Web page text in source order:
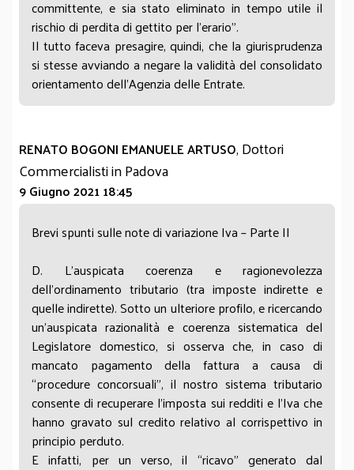
committente, e sia stato eliminato in tempo utile il
rischio di perdita di gettito per l’erario”.
Il tutto faceva presagire, quindi, che la giurisprudenza
si stesse avviando a negare la validità del consolidato
orientamento dell’Agenzia delle Entrate.
RENATO BOGONI EMANUELE ARTUSO, Dottori
Commercialisti in Padova
9 Giugno 2021 18:45
Brevi spunti sulle note di variazione Iva – Parte II
D. L’auspicata coerenza e ragionevolezza
dell’ordinamento tributario (tra imposte indirette e
quelle indirette). Sotto un ulteriore profilo, e ricercando
un’auspicata razionalità e coerenza sistematica del
Legislatore domestico, si osserva che, in caso di
mancato pagamento della fattura a causa di
“procedure concorsuali”, il nostro sistema tributario
consente di recuperare l’imposta sui redditi e l’Iva che
hanno gravato sul credito relativo al corrispettivo in
principio perduto.
E infatti, per un verso, il “ricavo” generato dal